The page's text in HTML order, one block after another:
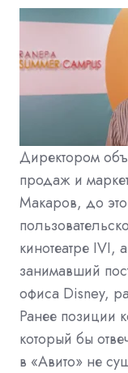
Директором
продаж и
Макаров, до
кинотеатре IVI,
занимавший
офиса Disney,
Ранее позиции
который бы
в «Авито» не